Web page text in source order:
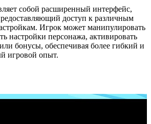
собой расширенный интерфейс,
доступ к различным
Игрок может манипулировать
настройки персонажа, активировать
бонусы, обеспечивая более гибкий и
игровой опыт.